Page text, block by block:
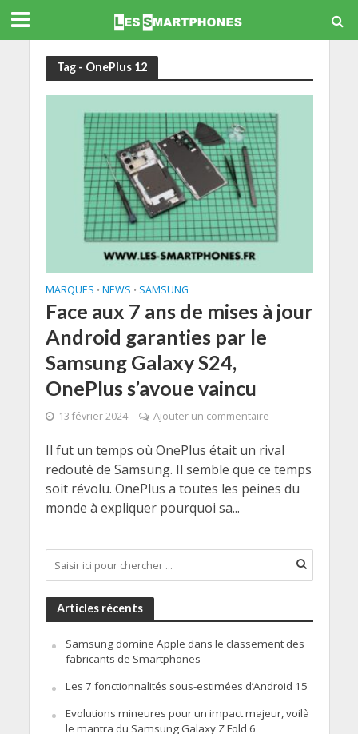
Tag - OnePlus 12
MARQUES • NEWS • SAMSUNG
Face aux 7 ans de mises à jour
Android garanties par le
Samsung Galaxy S24,
OnePlus s’avoue vaincu
13 février 2024 Ajouter un commentaire
Il fut un temps où OnePlus était un rival
redouté de Samsung. Il semble que ce temps
soit révolu. OnePlus a toutes les peines du
monde à expliquer pourquoi sa...
Articles récents
Samsung domine Apple dans le classement des
fabricants de Smartphones
Les 7 fonctionnalités sous-estimées d’Android 15
Evolutions mineures pour un impact majeur, voilà
le mantra du Samsung Galaxy Z Fold 6